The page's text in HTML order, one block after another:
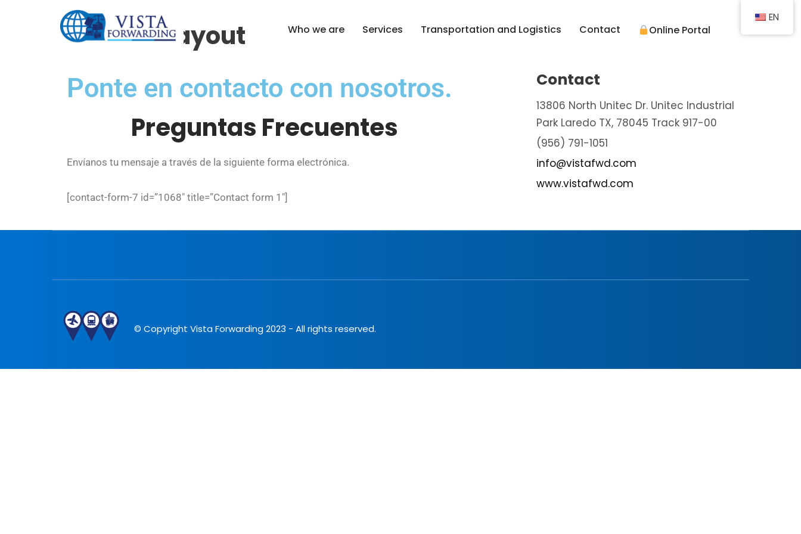
Who we are Services Transportation and Logistics Contact Online Portal
Contact Layout 1
Ponte en contacto con nosotros.
Preguntas Frecuentes
Envíanos tu mensaje a través de la siguiente forma electrónica.
[contact-form-7 id=”1068″ title=”Contact form 1″]
Contact
13806 North Unitec Dr. Unitec Industrial
Park Laredo TX, 78045 Track 917-00
(956) 791-1051
info@vistafwd.com
www.vistafwd.com
© Copyright Vista Forwarding 2023 - All rights reserved.
EN